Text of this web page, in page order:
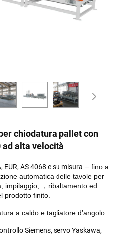
chiodatura pallet con
ad alta velocità
EUR, AS 4068 e su misura —fino a
automatica delle tavole per
impilaggio, ， ribaltamento ed
prodotto finito.
a caldo e tagliatore d’angolo.
Siemens, servo Yaskawa,